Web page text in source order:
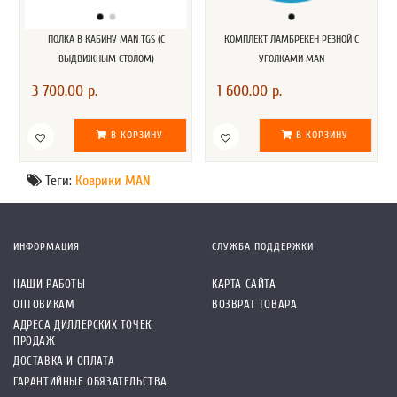
ПОЛКА В КАБИНУ MAN TGS (С
ВЫДВИЖНЫМ СТОЛОМ)
3 700.00 р.
В КОРЗИНУ
КОМПЛЕКТ ЛАМБРЕКЕН РЕЗНОЙ С
УГОЛКАМИ MAN
1 600.00 р.
В КОРЗИНУ
Теги: Коврики MAN
ИНФОРМАЦИЯ
НАШИ РАБОТЫ
ОПТОВИКАМ
АДРЕСА ДИЛЛЕРСКИХ ТОЧЕК
ПРОДАЖ
ДОСТАВКА И ОПЛАТА
ГАРАНТИЙНЫЕ ОБЯЗАТЕЛЬСТВА
СЛУЖБА ПОДДЕРЖКИ
КАРТА САЙТА
ВОЗВРАТ ТОВАРА